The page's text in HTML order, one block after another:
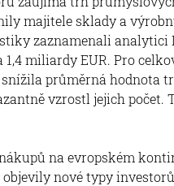
majitele sklady a
zaznamenali analytici
1,4 miliardy EUR. Pro
průměrná hodnota
vzrostl jejich počet.
na evropském
nové typy